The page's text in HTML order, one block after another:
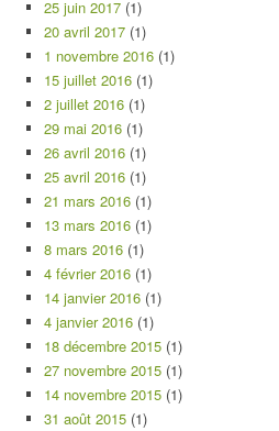
25 juin 2017 (1)
20 avril 2017 (1)
1 novembre 2016 (1)
15 juillet 2016 (1)
2 juillet 2016 (1)
29 mai 2016 (1)
26 avril 2016 (1)
25 avril 2016 (1)
21 mars 2016 (1)
13 mars 2016 (1)
8 mars 2016 (1)
4 février 2016 (1)
14 janvier 2016 (1)
4 janvier 2016 (1)
18 décembre 2015 (1)
27 novembre 2015 (1)
14 novembre 2015 (1)
31 août 2015 (1)